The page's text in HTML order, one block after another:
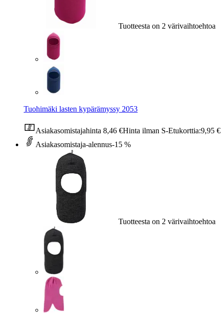
Tuotteesta on 2 värivaihtoehtoa
Tuohimäki lasten kypärämyssy 2053
Asiakasomistajahinta 8,46 €Hinta ilman S-Etukorttia:9,95 €
Asiakasomistaja-alennus-15 %
Tuotteesta on 2 värivaihtoehtoa